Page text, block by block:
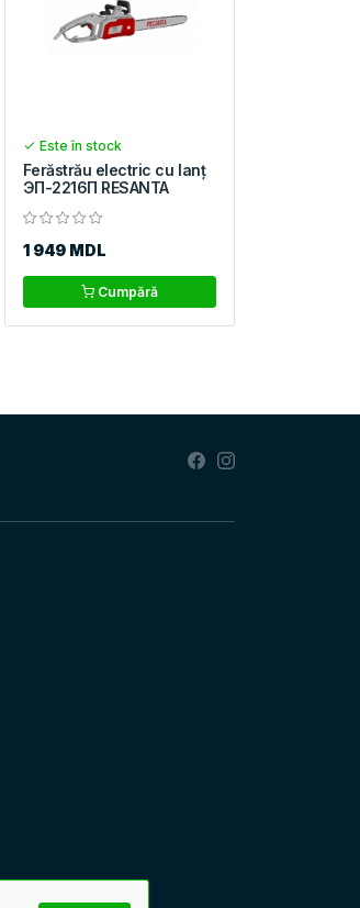
Este în stock
Ferăstrău electric cu lanț
ЭП-2216П RESANTA
1 949 MDL
Cumpără